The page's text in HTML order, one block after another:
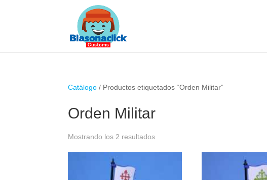
Catálogo / Productos etiquetados “Orden Militar”
Orden Militar
Mostrando los 2 resultadosOrdenado